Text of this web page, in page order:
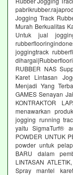
Jogging Track
Murah Berkualitas
Untuk jual
joggingtrack
RUBBER NAS
Karet Lintasan
Menjadi Yang
GAMES Senayan
KONTRAKTOR
menawarkan
jogging running
yaitu SigmaTurf®
POWDER UNTUK
powder untuk
BARU dalam
LINTASAN
Spray mantel